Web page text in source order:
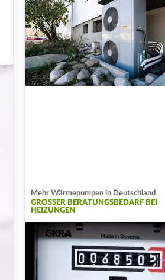
Mehr Wärmepumpen in Deutschland
GROSSER BERATUNGSBEDARF BEI H
EIZUNGEN